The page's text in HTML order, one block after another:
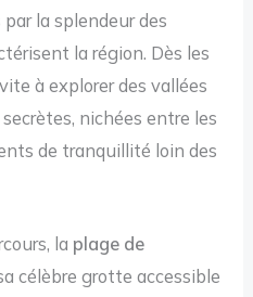
la splendeur des
la région. Dès les
à explorer des vallées
nichées entre les
de tranquillité loin des
la plage de
célèbre grotte accessible